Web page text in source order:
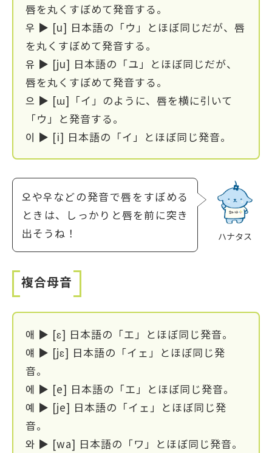
唇を丸くすぼめて発音する。
우 ▶ [u] 日本語の「ウ」とほぼ同じだが、唇
を丸くすぼめて発音する。
유 ▶ [ju] 日本語の「ユ」とほぼ同じだが、
唇を丸くすぼめて発音する。
으 ▶ [ɯ]「イ」のように、唇を横に引いて
「ウ」と発音する。
이 ▶ [i] 日本語の「イ」とほぼ同じ発音。
ハナタス
오や우などの発音で唇をすぼめる
ときは、しっかりと唇を前に突き
出そうね！
複合母音
애 ▶ [ɛ] 日本語の「エ」とほぼ同じ発音。
얘 ▶ [jɛ] 日本語の「イェ」とほぼ同じ発
音。
에 ▶ [e] 日本語の「エ」とほぼ同じ発音。
예 ▶ [je] 日本語の「イェ」とほぼ同じ発
音。
와 ▶ [wa] 日本語の「ワ」とほぼ同じ発音。